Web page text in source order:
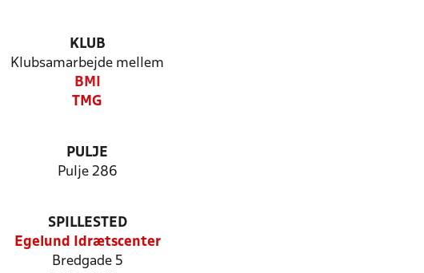
KLUB
Klubsamarbejde mellem
BMI
TMG
PULJE
Pulje 286
SPILLESTED
Egelund Idrætscenter
Bredgade 5